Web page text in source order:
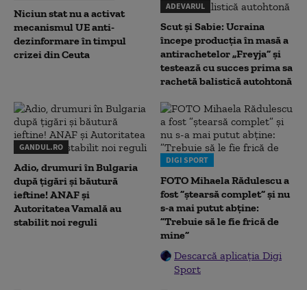
Niciun stat nu a activat
mecanismul UE anti-
dezinformare în timpul
crizei din Ceuta
ADEVARUL
Scut și Sabie: Ucraina
începe producția în masă a
antirachetelor „Freyja” și
testează cu succes prima sa
rachetă balistică autohtonă
GANDUL.RO
Adio, drumuri în Bulgaria
după țigări și băutură
ieftine! ANAF și
Autoritatea Vamală au
stabilit noi reguli
DIGI SPORT
FOTO Mihaela Rădulescu a
fost ”ștearsă complet” și nu
s-a mai putut abține:
”Trebuie să le fie frică de
mine”
Descarcă aplicația Digi
Sport